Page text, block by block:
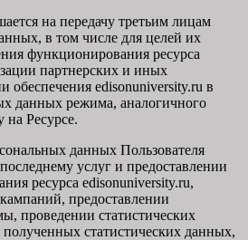
на передачу третьим лицам
в том числе для целей их
функционирования ресурса
партнерских и иных
обеспечения edisonuniversity.ru в
данных режима, аналогичного
Ресурсе.
данных Пользователя
услуг и предоставлении
ресурса edisonuniversity.ru,
предоставлении
проведении статистических
статистических данных,